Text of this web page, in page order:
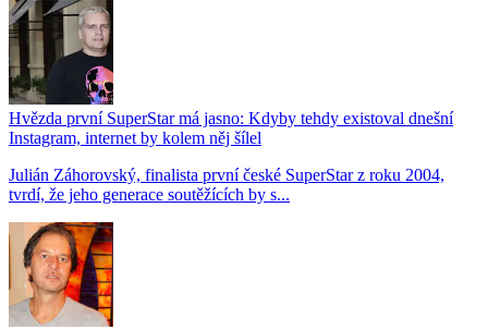
Hvězda první SuperStar má jasno: Kdyby tehdy existoval dnešní
Instagram, internet by kolem něj šílel
Julián Záhorovský, finalista první české SuperStar z roku 2004,
tvrdí, že jeho generace soutěžících by s...